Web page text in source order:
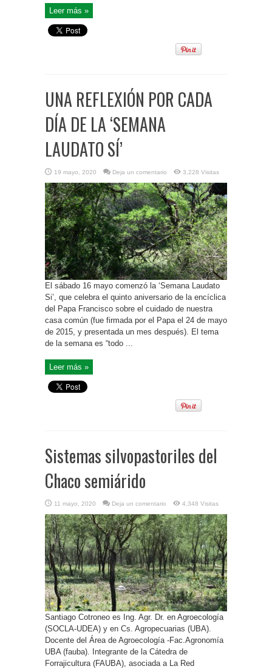
Leer más »
UNA REFLEXIÓN POR CADA
DÍA DE LA ‘SEMANA
LAUDATO SÍ’
19 mayo, 2020 Deja un comentario 3,228 Visitas
El sábado 16 mayo comenzó la ‘Semana Laudato
Si’, que celebra el quinto aniversario de la encíclica
del Papa Francisco sobre el cuidado de nuestra
casa común (fue firmada por el Papa el 24 de mayo
de 2015, y presentada un mes después). El tema
de la semana es “todo ...
Leer más »
Sistemas silvopastoriles del
Chaco semiárido
11 mayo, 2020 Deja un comentario 4,348 Visitas
Santiago Cotroneo es Ing. Agr. Dr. en Agroecología
(SOCLA-UDEA) y en Cs. Agropecuarias (UBA).
Docente del Área de Agroecología -Fac.Agronomía
UBA (fauba). Integrante de la Cátedra de
Forrajicultura (FAUBA), asociada a La Red